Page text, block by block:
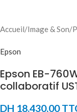
Accueil/Image & Son/
Epson
Epson EB-
collaboratif
DH 18.430,00